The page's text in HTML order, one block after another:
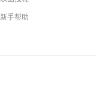
新手帮助